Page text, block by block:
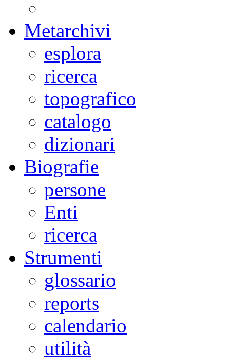
Metarchivi
esplora
ricerca
topografico
catalogo
dizionari
Biografie
persone
Enti
ricerca
Strumenti
glossario
reports
calendario
utilità